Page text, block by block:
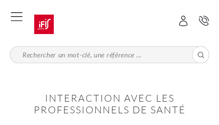
au
principal
INTERACTION AVEC LES
PROFESSIONNELS DE SANTÉ